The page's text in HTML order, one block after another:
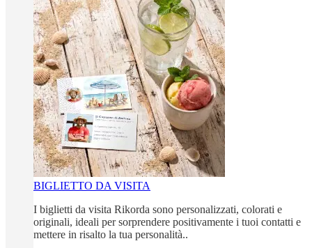
BIGLIETTO DA VISITA
I biglietti da visita Rikorda sono personalizzati, colorati e
originali, ideali per sorprendere positivamente i tuoi contatti e
mettere in risalto la tua personalità..